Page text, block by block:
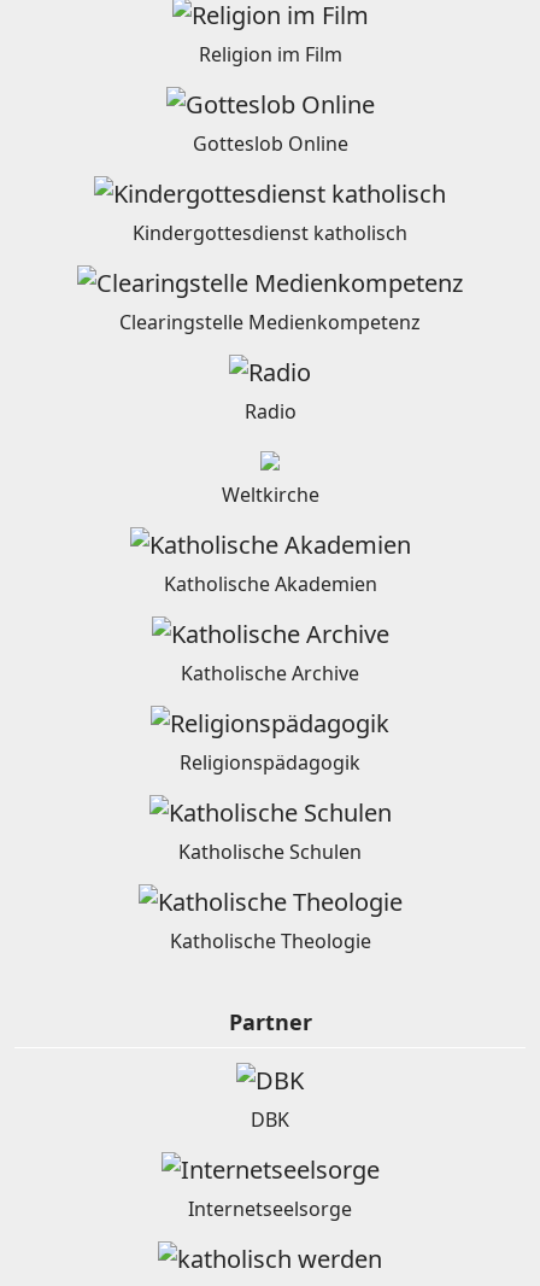
Religion im Film
Gotteslob Online
Kindergottesdienst katholisch
Clearingstelle Medienkompetenz
Radio
Weltkirche
Katholische Akademien
Katholische Archive
Religionspädagogik
Katholische Schulen
Katholische Theologie
Partner
DBK
Internetseelsorge